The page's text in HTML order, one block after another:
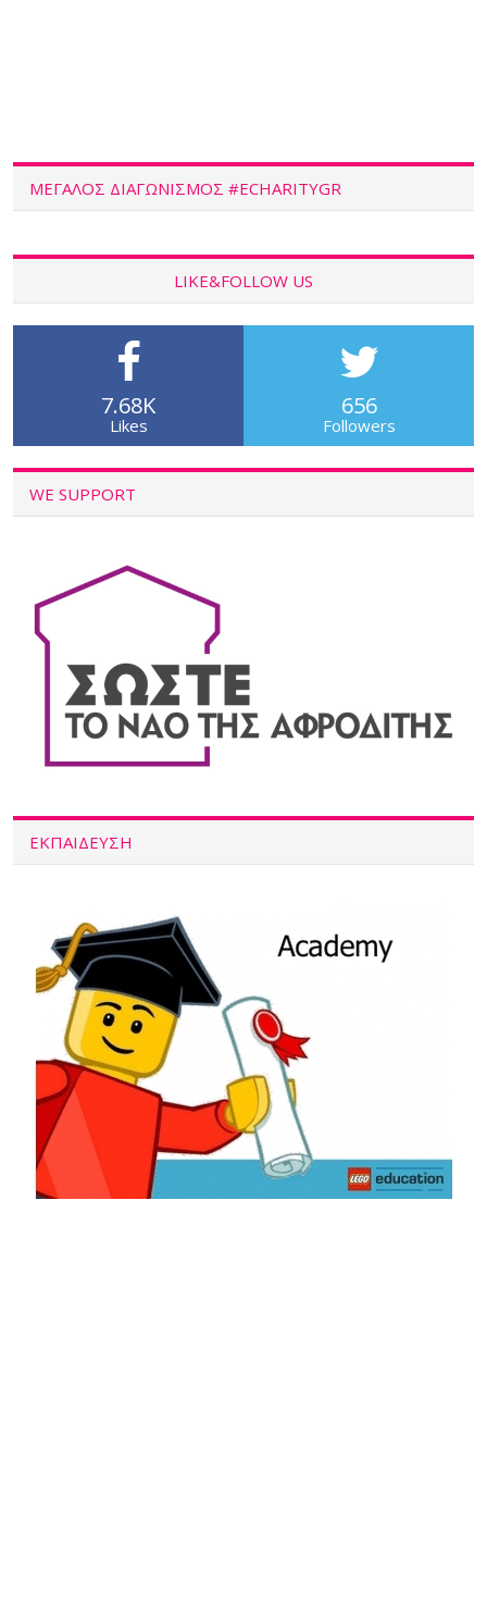
ΜΕΓΑΛΟΣ ΔΙΑΓΩΝΙΣΜΟΣ #ECHARITYGR
LIKE&FOLLOW US
7.68K
Likes
656
Followers
WE SUPPORT
ΕΚΠΑΙΔΕΥΣΗ